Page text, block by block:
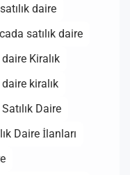
daire
satılık daire
Kiralık
kiralık
Daire
Daire İlanları